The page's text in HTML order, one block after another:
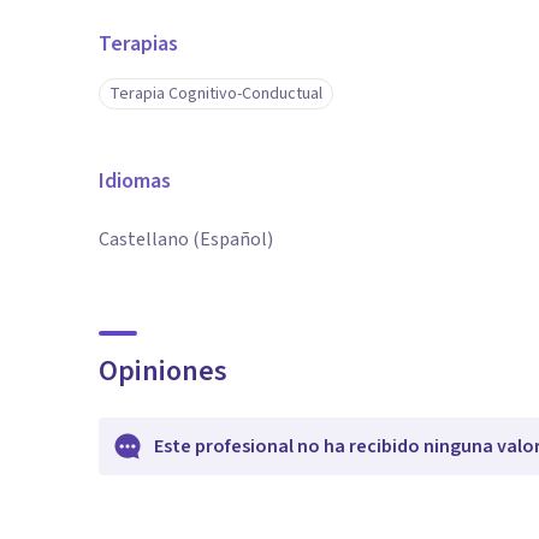
Terapias
Terapia Cognitivo-Conductual
Idiomas
Castellano (Español)
Opiniones
Este profesional no ha recibido ninguna